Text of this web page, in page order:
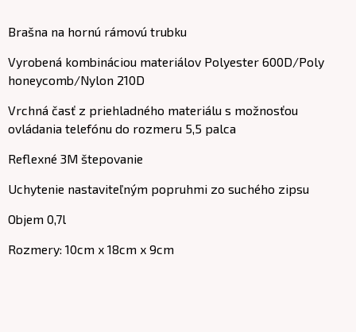
Brašna na hornú rámovú trubku
Vyrobená kombináciou materiálov Polyester 600D/Poly
honeycomb/Nylon 210D
Vrchná časť z priehladného materiálu s možnosťou
ovládania telefónu do rozmeru 5,5 palca
Reflexné 3M štepovanie
Uchytenie nastaviteľným popruhmi zo suchého zipsu
Objem 0,7l
Rozmery: 10cm x 18cm x 9cm